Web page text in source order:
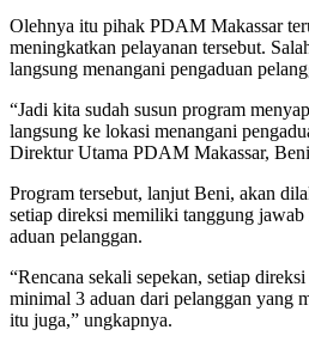
Olehnya itu pihak PDAM Makassar
meningkatkan pelayanan tersebut.
langsung menangani pengaduan
“Jadi kita sudah susun program
langsung ke lokasi menangani
Direktur Utama PDAM Makassar,
Program tersebut, lanjut Beni, akan
setiap direksi memiliki tanggung jawab
aduan pelanggan.
“Rencana sekali sepekan, setiap
minimal 3 aduan dari pelanggan yang
itu juga,” ungkapnya.